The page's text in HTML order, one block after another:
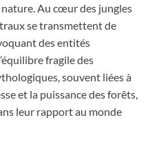
Au cœur des jungles
se transmettent de
des entités
fragile des
souvent liées à
et la puissance des forêts,
leur rapport au monde